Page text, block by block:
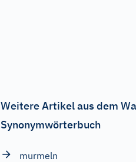
Weitere Artikel aus dem
Synonymwörterbuch
murmeln